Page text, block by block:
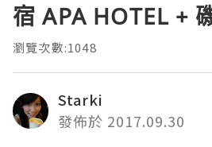
宿 APA HOTEL +
瀏覽次數:1048
Starki
發佈於 2017.09.30